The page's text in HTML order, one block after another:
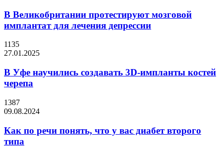
В Великобритании протестируют мозговой
имплантат для лечения депрессии
1135
27.01.2025
В Уфе научились создавать 3D-импланты костей
черепа
1387
09.08.2024
Как по речи понять, что у вас диабет второго
типа